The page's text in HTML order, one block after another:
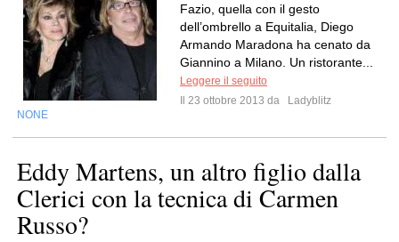
Fazio, quella con il gesto
dell’ombrello a Equitalia, Diego
Armando Maradona ha cenato da
Giannino a Milano. Un ristorante...
Leggere il seguito
Il 23 ottobre 2013 da
Ladyblitz
NONE
Eddy Martens, un altro figlio dalla
Clerici con la tecnica di Carmen
Russo?